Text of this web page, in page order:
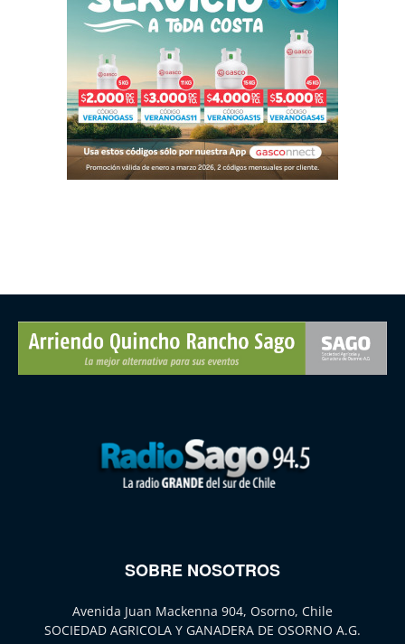
SOBRE NOSOTROS
Avenida Juan Mackenna 904, Osorno, Chile
SOCIEDAD AGRICOLA Y GANADERA DE OSORNO A.G.